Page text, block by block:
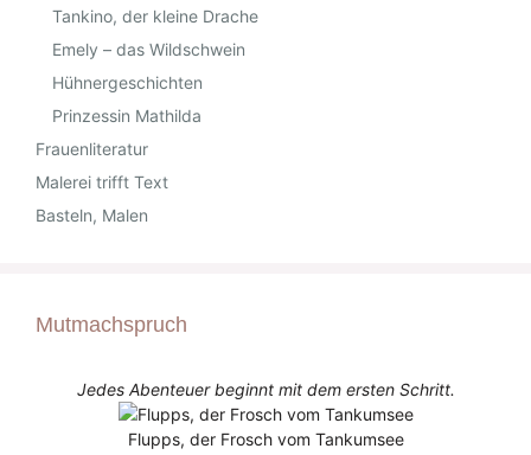
Tankino, der kleine Drache
Emely – das Wildschwein
Hühnergeschichten
Prinzessin Mathilda
Frauenliteratur
Malerei trifft Text
Basteln, Malen
Mutmachspruch
Jedes Abenteuer beginnt mit dem ersten Schritt.
Flupps, der Frosch vom Tankumsee